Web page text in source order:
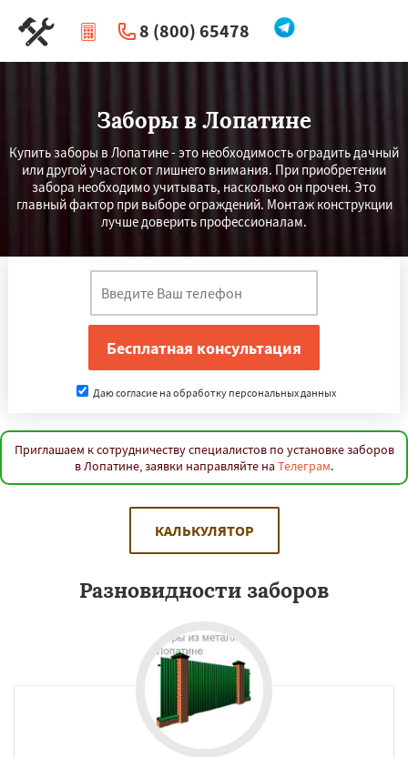
8 (800) 65478
| Перезвоните мне
Заборы в Лопатине
Купить заборы в Лопатине - это необходимость оградить дачный
или другой участок от лишнего внимания. При приобретении
забора необходимо учитывать, насколько он прочен. Это
главный фактор при выборе ограждений. Монтаж конструкции
лучше доверить профессионалам.
Даю согласие на обработку персональных данных
Приглашаем к сотрудничеству специалистов по установке заборов
в Лопатине, заявки направляйте на Телеграм.
КАЛЬКУЛЯТОР
Разновидности заборов